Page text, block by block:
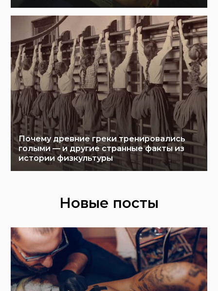
Почему древние греки тренировались
голыми — и другие странные факты из
истории физкультуры
Новые посты